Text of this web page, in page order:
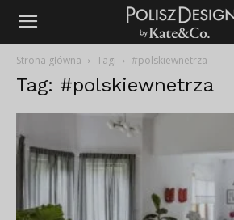
Strona główna Tagi #polskiewnetrza
Tag: #polskiewnetrza